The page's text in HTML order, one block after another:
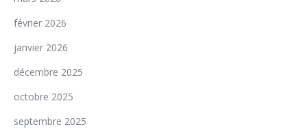
février 2026
janvier 2026
décembre 2025
octobre 2025
septembre 2025